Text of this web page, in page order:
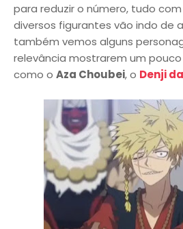
para reduzir o número, tudo
diversos figurantes vão indo de
também vemos alguns
relevância mostrarem um
como o Aza Choubei, o Denji